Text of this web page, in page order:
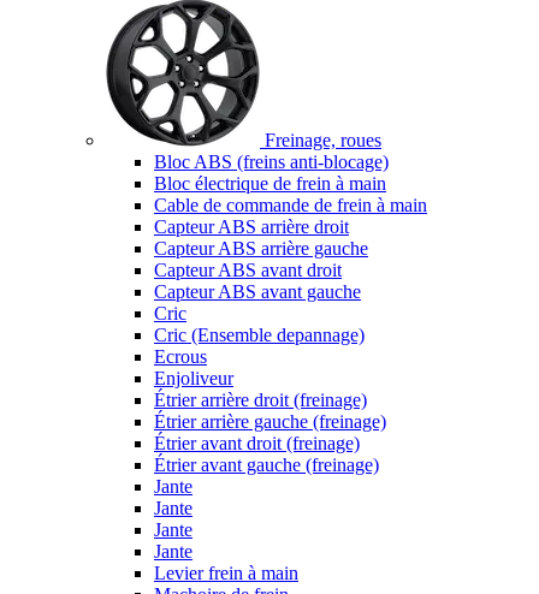
Freinage, roues
Bloc ABS (freins anti-blocage)
Bloc électrique de frein à main
Cable de commande de frein à main
Capteur ABS arrière droit
Capteur ABS arrière gauche
Capteur ABS avant droit
Capteur ABS avant gauche
Cric
Cric (Ensemble depannage)
Ecrous
Enjoliveur
Étrier arrière droit (freinage)
Étrier arrière gauche (freinage)
Étrier avant droit (freinage)
Étrier avant gauche (freinage)
Jante
Jante
Jante
Jante
Levier frein à main